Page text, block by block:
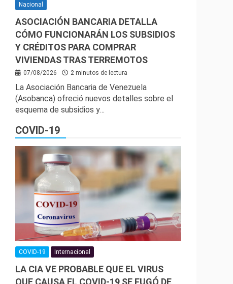
Nacional
ASOCIACIÓN BANCARIA DETALLA
CÓMO FUNCIONARÁN LOS SUBSIDIOS
Y CRÉDITOS PARA COMPRAR
VIVIENDAS TRAS TERREMOTOS
07/08/2026 2 minutos de lectura
La Asociación Bancaria de Venezuela
(Asobanca) ofreció nuevos detalles sobre el
esquema de subsidios y…
COVID-19
COVID-19 Internacional
LA CIA VE PROBABLE QUE EL VIRUS